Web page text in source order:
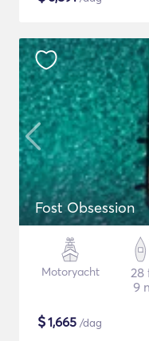
Fost Obsession
Motoryacht
28
9
$1,665 /dag